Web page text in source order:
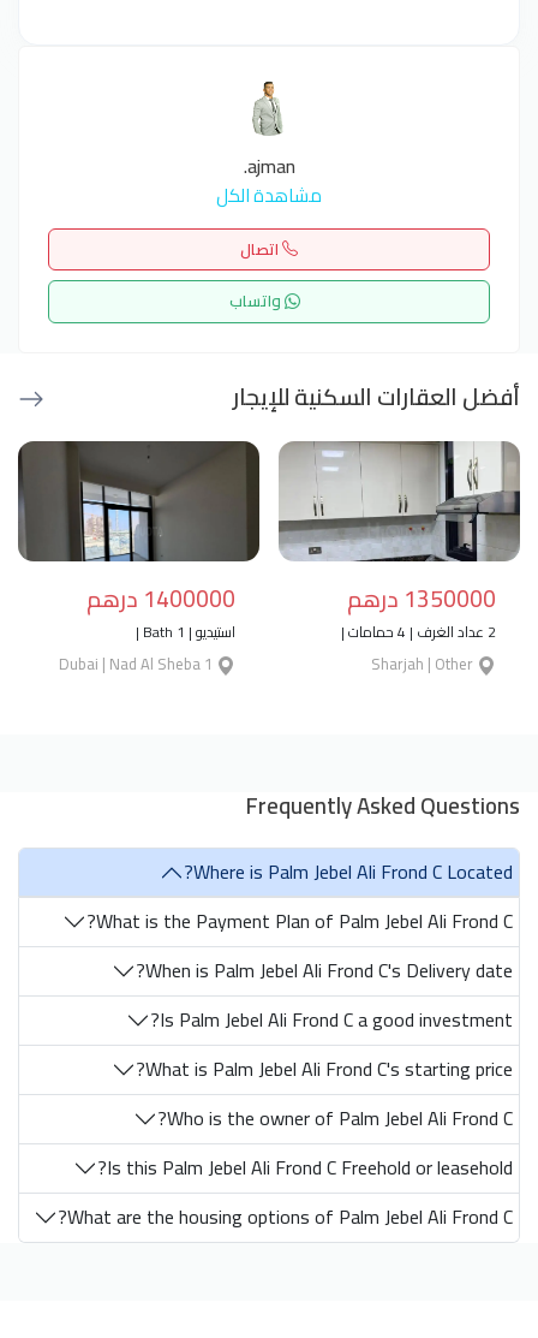
ajman.
مشاهدة الكل
اتصال
واتساب
أفضل العقارات السكنية للإيجار
1350000 درهم
2 عداد الغرف | 4 حمامات |
1400000 درهم
استيديو | 1 Bath |
Frequently Asked Questions
Where is Palm Jebel Ali Frond C Located?
What is the Payment Plan of Palm Jebel Ali Frond C?
When is Palm Jebel Ali Frond C's Delivery date?
Is Palm Jebel Ali Frond C a good investment?
What is Palm Jebel Ali Frond C's starting price?
Who is the owner of Palm Jebel Ali Frond C?
Is this Palm Jebel Ali Frond C Freehold or leasehold?
What are the housing options of Palm Jebel Ali Frond C?